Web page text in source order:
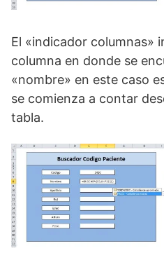
El «indicador columnas»
columna en donde se
«nombre» en este caso
se comienza a contar
tabla.